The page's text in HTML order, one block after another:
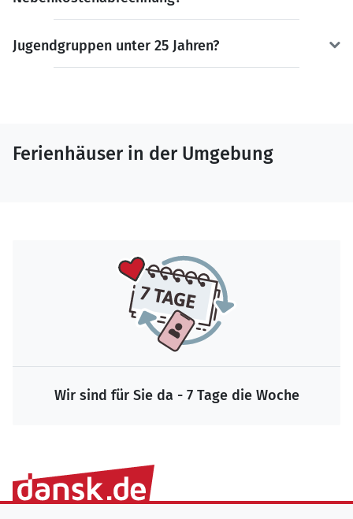
Jugendgruppen unter 25 Jahren?
Ferienhäuser in der Umgebung
Wir sind für Sie da - 7 Tage die Woche